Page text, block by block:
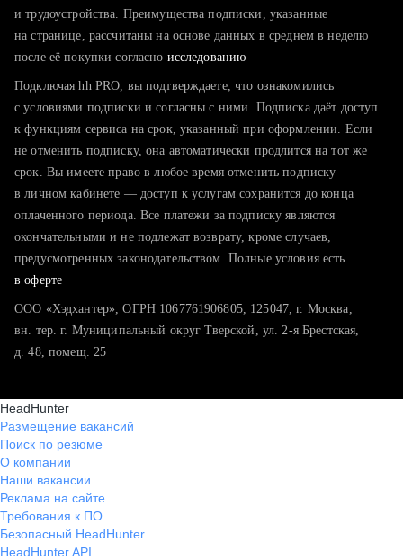
тратите много времени на поиск и вручную поднимаете
хотите сравнить себя с конкурентами и оценить шансы
и трудоустройства. Преимущества подписки, указанные
на странице, рассчитаны на основе данных в среднем в неделю
после её покупки согласно исследованию
Подключая hh PRO, вы подтверждаете, что ознакомились
с условиями подписки и согласны с ними. Подписка даёт доступ
к функциям сервиса на срок, указанный при оформлении. Если
не отменить подписку, она автоматически продлится на тот же
срок. Вы имеете право в любое время отменить подписку
в личном кабинете — доступ к услугам сохранится до конца
оплаченного периода. Все платежи за подписку являются
окончательными и не подлежат возврату, кроме случаев,
предусмотренных законодательством. Полные условия есть
в оферте
ООО «Хэдхантер», ОГРН 1067761906805, 125047, г. Москва,
вн. тер. г. Муниципальный округ Тверской, ул. 2-я Брестская,
д. 48, помещ. 25
HeadHunter
Размещение вакансий
Поиск по резюме
О компании
Наши вакансии
Реклама на сайте
Требования к ПО
Безопасный HeadHunter
HeadHunter API